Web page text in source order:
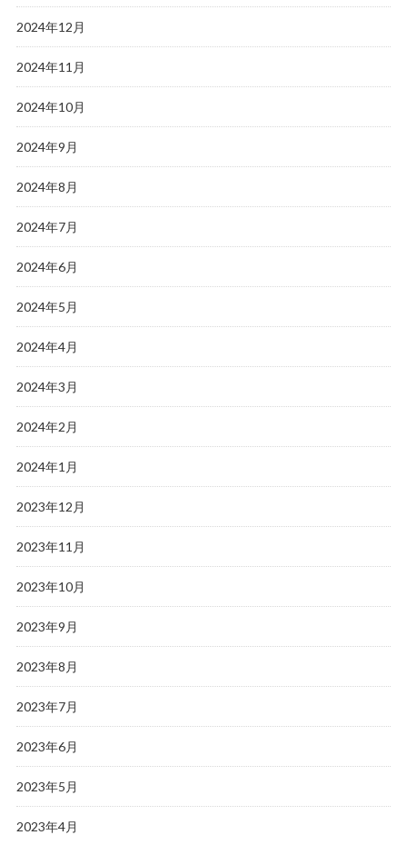
2024年12月
2024年11月
2024年10月
2024年9月
2024年8月
2024年7月
2024年6月
2024年5月
2024年4月
2024年3月
2024年2月
2024年1月
2023年12月
2023年11月
2023年10月
2023年9月
2023年8月
2023年7月
2023年6月
2023年5月
2023年4月